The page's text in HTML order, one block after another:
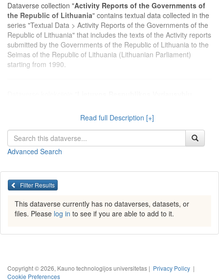
Dataverse collection "Activity Reports of the Governments of
the Republic of Lithuania" contains textual data collected in the
series "Textual Data > Activity Reports of the Governments of the
Republic of Lithuania" that includes the texts of the Activity reports
submitted by the Governments of the Republic of Lithuania to the
Seimas of the Republic of Lithuania (Lithuanian Parliament)
starting from 1990.
serijoje "Tekstiniai duomenys > Lietuvos Respublikos Vyriausybių
veiklos ataskaitos", kurioje pateikiami Lietuvos Respublikos
Vyriausybių veiklos ataskaitų tekstai Lietuvos Respublikos Seimui
nuo 1990 metų.
Read full Description [+]
Advanced Search
Filter Results
This dataverse currently has no dataverses, datasets, or
files. Please log in to see if you are able to add to it.
Copyright © 2026, Kauno technologijos universitetas | Privacy Policy |
Cookie Preferences